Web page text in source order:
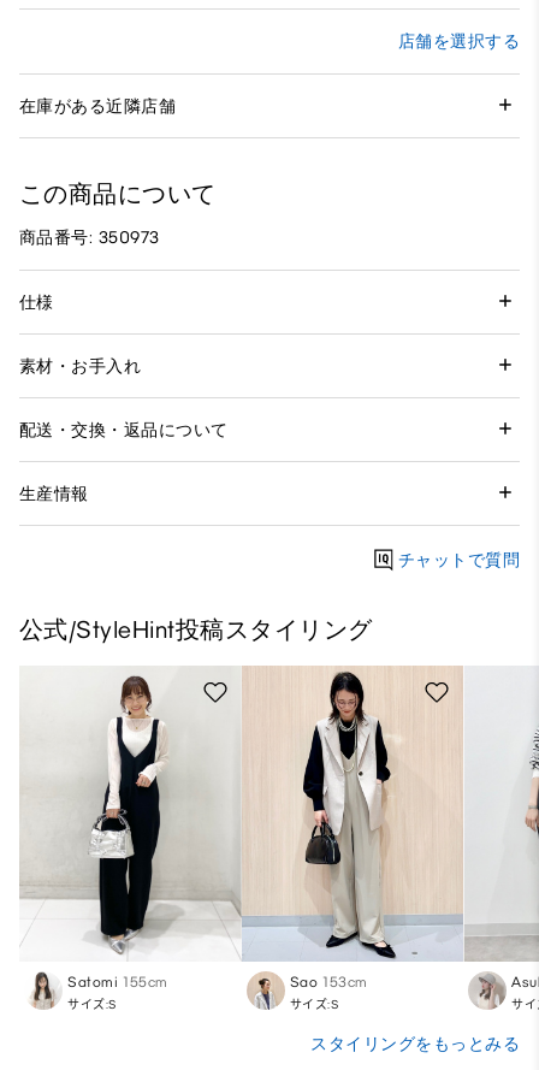
店舗を選択する
在庫がある近隣店舗
この商品について
商品番号: 350973
仕様
素材・お手入れ
配送・交換・返品について
生産情報
チャットで質問
公式/StyleHint投稿スタイリング
Satomi 155cm
サイズ:S
Sao 153cm
サイズ:S サイ
スタイリングをもっとみる